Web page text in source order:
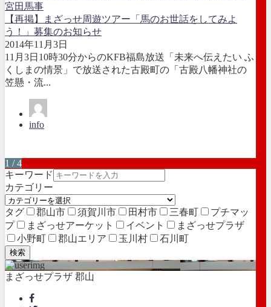
宮田馬事
【再掲】まざっせ周遊ツアー「馬のお世話をしてみよ
う！」募集のお知らせ
2014年11月3日
11月3日10時30分からのKFB福島放送「未来へ伝えたい ふ
くしまの情景」で放送された古殿町の「古殿八幡神社の
笠懸・流...
info
1 / 4
キーワード
カテゴリー
タグ 郡山市 須賀川市 田村市 三春町
プチマッ
プ
まざっせアーケット イベント
まざっせプラザ
小野町
郡山エリア 玉川村 石川町
検索
まざっせプラザ 郡山